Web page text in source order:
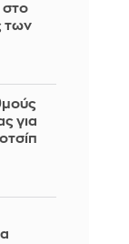
στο
των
για